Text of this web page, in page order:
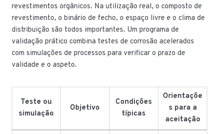
revestimentos orgânicos. Na utilização real, o composto de
revestimento, o binário de fecho, o espaço livre e o clima de
distribuição são todos importantes. Um programa de
validação prático combina testes de corrosão acelerados
com simulações de processos para verificar o prazo de
validade e o aspeto.
Teste ou
simulação
Objetivo
Condições
típicas
Orientaçõe
s para a
aceitação